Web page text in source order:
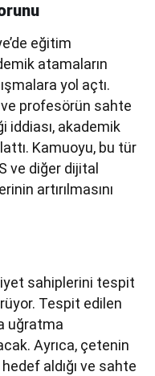
eğitim
atamaların
yol açtı.
profesörün sahte
iddiası, akademik
Kamuoyu, bu tür
ve diğer dijital
artırılmasını
sahiplerini tespit
Tespit edilen
uğratma
Ayrıca, çetenin
aldığı ve sahte